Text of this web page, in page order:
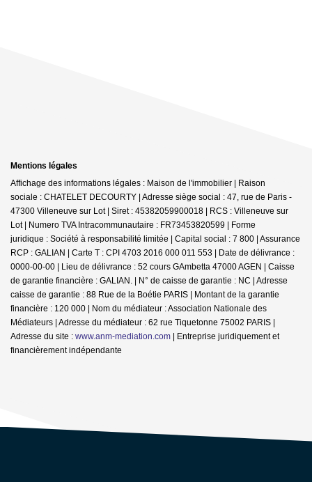
Mentions légales
Affichage des informations légales : Maison de l'immobilier | Raison
sociale : CHATELET DECOURTY | Adresse siège social : 47, rue de Paris -
47300 Villeneuve sur Lot | Siret : 45382059900018 | RCS : Villeneuve sur
Lot | Numero TVA Intracommunautaire : FR73453820599 | Forme
juridique : Société à responsabilité limitée | Capital social : 7 800 | Assurance
RCP : GALIAN | Carte T : CPI 4703 2016 000 011 553 | Date de délivrance :
0000-00-00 | Lieu de délivrance : 52 cours GAmbetta 47000 AGEN | Caisse
de garantie financière : GALIAN. | N° de caisse de garantie : NC | Adresse
caisse de garantie : 88 Rue de la Boétie PARIS | Montant de la garantie
financière : 120 000 | Nom du médiateur : Association Nationale des
Médiateurs | Adresse du médiateur : 62 rue Tiquetonne 75002 PARIS |
Adresse du site : www.anm-mediation.com | Entreprise juridiquement et
financièrement indépendante